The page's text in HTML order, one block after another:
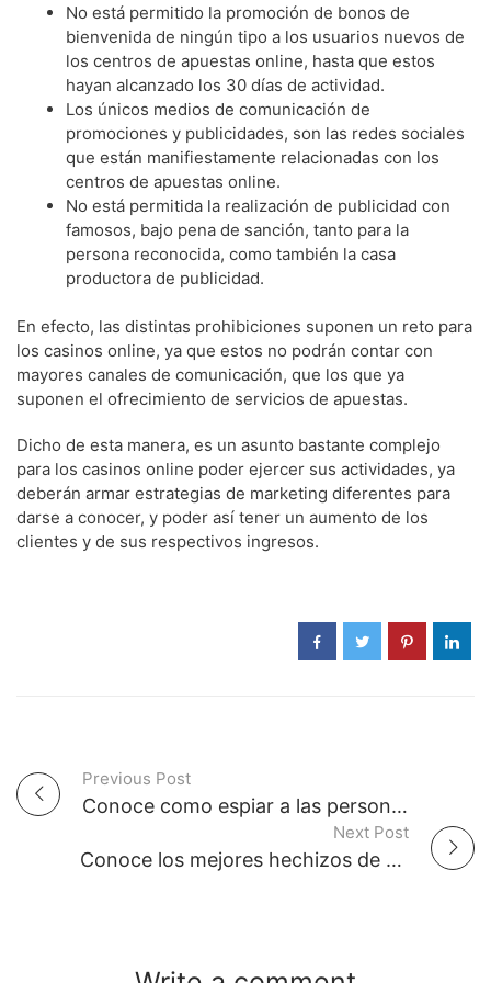
No está permitido la promoción de bonos de
bienvenida de ningún tipo a los usuarios nuevos de
los centros de apuestas online, hasta que estos
hayan alcanzado los 30 días de actividad.
Los únicos medios de comunicación de
promociones y publicidades, son las redes sociales
que están manifiestamente relacionadas con los
centros de apuestas online.
No está permitida la realización de publicidad con
famosos, bajo pena de sanción, tanto para la
persona reconocida, como también la casa
productora de publicidad.
En efecto, las distintas prohibiciones suponen un reto para
los casinos online, ya que estos no podrán contar con
mayores canales de comunicación, que los que ya
suponen el ofrecimiento de servicios de apuestas.
Dicho de esta manera, es un asunto bastante complejo
para los casinos online poder ejercer sus actividades, ya
deberán armar estrategias de marketing diferentes para
darse a conocer, y poder así tener un aumento de los
clientes y de sus respectivos ingresos.
P
Previous Post
Conoce como espiar a las personas por WhatsApp
Next Post
Conoce los mejores hechizos de Alicia Collado